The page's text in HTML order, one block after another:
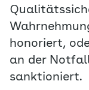
honoriert,
an der
sanktioniert.